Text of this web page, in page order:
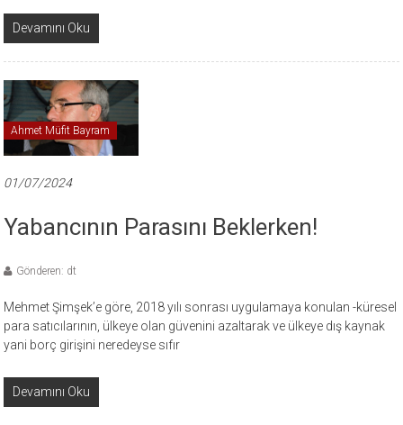
Devamını Oku
Ahmet Müfit Bayram
01/07/2024
Yabancının Parasını Beklerken!
Gönderen: dt
Mehmet Şimşek’e göre, 2018 yılı sonrası uygulamaya konulan -küresel
para satıcılarının, ülkeye olan güvenini azaltarak ve ülkeye dış kaynak
yani borç girişini neredeyse sıfır
Devamını Oku